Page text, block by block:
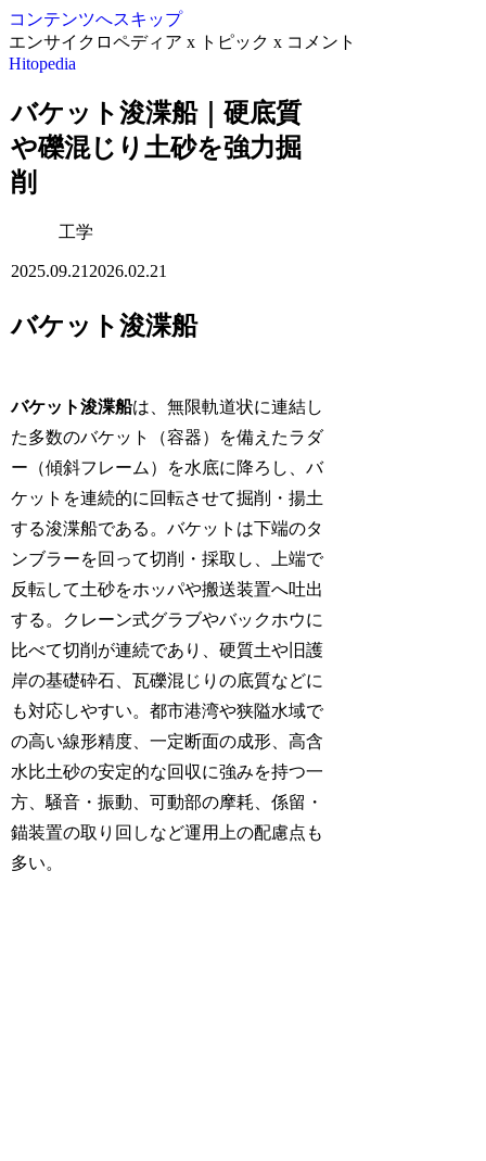
コンテンツへスキップ
エンサイクロペディア x トピック x コメント
Hitopedia
バケット浚渫船｜硬底質
や礫混じり土砂を強力掘
削
工学
2025.09.21 2026.02.21
バケット浚渫船
バケット浚渫船は、無限軌道状に連結し
た多数のバケット（容器）を備えたラダ
ー（傾斜フレーム）を水底に降ろし、バ
ケットを連続的に回転させて掘削・揚土
する浚渫船である。バケットは下端のタ
ンブラーを回って切削・採取し、上端で
反転して土砂をホッパや搬送装置へ吐出
する。クレーン式グラブやバックホウに
比べて切削が連続であり、硬質土や旧護
岸の基礎砕石、瓦礫混じりの底質などに
も対応しやすい。都市港湾や狭隘水域で
の高い線形精度、一定断面の成形、高含
水比土砂の安定的な回収に強みを持つ一
方、騒音・振動、可動部の摩耗、係留・
錨装置の取り回しなど運用上の配慮点も
多い。